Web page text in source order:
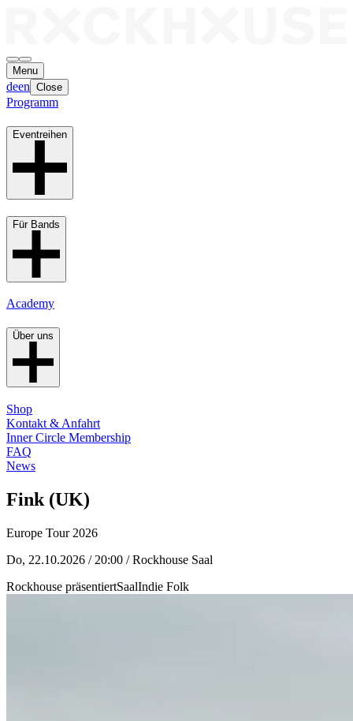
Menu
deen Close
Programm
Eventreihen
Für Bands
Academy
Über uns
Shop
Kontakt & Anfahrt
Inner Circle Membership
FAQ
News
Fink (UK)
Europe Tour 2026
Do, 22.10.2026 / 20:00 / Rockhouse Saal
Rockhouse präsentiertSaalIndie Folk